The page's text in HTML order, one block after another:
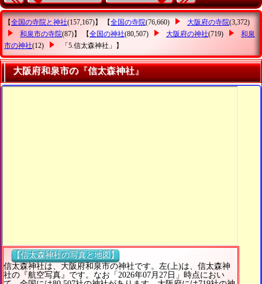
【全国の寺院と神社(157,167)】 【全国の寺院(76,660) 大阪府の寺院(3,372)
和泉市の寺院(87)】 【全国の神社(80,507) 大阪府の神社(719)
和泉
市の神社(12) 「5.信太森神社」 】
大阪府和泉市の『信太森神社』
【信太森神社の写真と地図】
信太森神社は、大阪府和泉市の神社です。左(上)は、信太森神
社の『航空写真』です。なお「2026年07月27日」時点におい